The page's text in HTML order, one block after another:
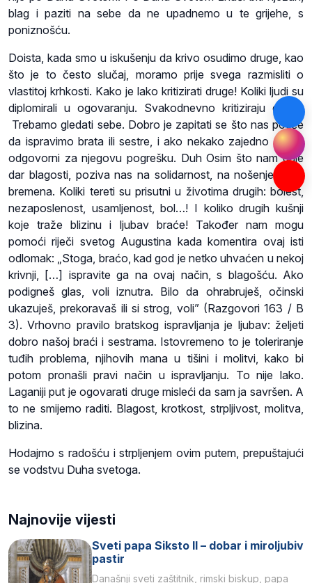
blag i paziti na sebe da ne upadnemo u te grijehe, s
poniznošću.
Doista, kada smo u iskušenju da krivo osudimo druge, kao
što je to često slučaj, moramo prije svega razmisliti o
vlastitoj krhkosti. Kako je lako kritizirati druge! Koliki ljudi su
diplomirali u ogovaranju. Svakodnevno kritiziraju druge.
Trebamo gledati sebe. Dobro je zapitati se što nas potiče
da ispravimo brata ili sestre, i ako nekako zajedno nismo
odgovorni za njegovu pogrešku. Duh Osim što nam daje
dar blagosti, poziva nas na solidarnost, na nošenje tuđih
bremena. Koliki tereti su prisutni u životima drugih: bolest,
nezaposlenost, usamljenost, bol…! I koliko drugih kušnji
koje traže blizinu i ljubav braće! Također nam mogu
pomoći riječi svetog Augustina kada komentira ovaj isti
odlomak: „Stoga, braćo, kad god je netko uhvaćen u nekoj
krivnji, […] ispravite ga na ovaj način, s blagošću. Ako
podigneš glas, voli iznutra. Bilo da ohrabruješ, očinski
ukazuješ, prekoravaš ili si strog, voli” (Razgovori 163 / B
3). Vrhovno pravilo bratskog ispravljanja je ljubav: željeti
dobro našoj braći i sestrama. Istovremeno to je toleriranje
tuđih problema, njihovih mana u tišini i molitvi, kako bi
potom pronašli pravi način u ispravljanju. To nije lako.
Laganiji put je ogovarati druge misleći da sam ja savršen. A
to ne smijemo raditi. Blagost, krotkost, strpljivost, molitva,
blizina.
Hodajmo s radošću i strpljenjem ovim putem, prepuštajući
se vodstvu Duha svetoga.
Najnovije vijesti
Sveti papa Siksto II – dobar i miroljubiv
pastir
Današnji sveti zaštitnik, rimski biskup, papa